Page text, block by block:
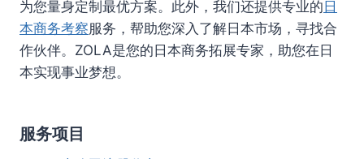
为您量身定制最优方案。此外，我们还提供专业的日
本商务考察服务，帮助您深入了解日本市场，寻找合
作伙伴。ZOLA是您的日本商务拓展专家，助您在日
本实现事业梦想。
服务项目